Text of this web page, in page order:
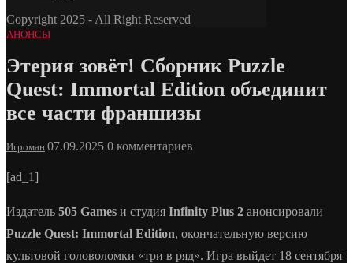
Copyright 2025 - All Right Reserved
АНОНСЫ
Этерия зовёт! Сборник Puzzle
Quest: Immortal Edition объединит
все части франшизы
Игроман 07.09.2025 0 комментариев
[ad_1]
Издатель 505 Games и студия Infinity Plus 2 анонсировали
Puzzle Quest: Immortal Edition, окончательную версию
культовой головоломки «три в ряд». Игра выйдет 18 сентября